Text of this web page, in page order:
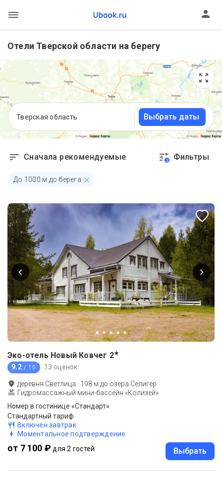
Отели Тверской области на берегу
Тверская область Выбрать даты
Сначала рекомендуемые 2 Фильтры
До 1000 м до берега
Эко-отель Новый Ковчег 2★
9.2 / 10 13 оценок
деревня Светлица · 198 м до озера Селигер
Гидромассажный мини-бассейн «Колизей»
Номер в гостинице «Стандарт»
Стандартный тариф
Включен завтрак
Моментальное подтверждение
от 7 100 ₽ для 2 гостей Выбрать